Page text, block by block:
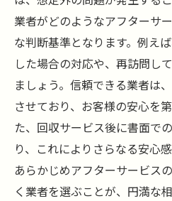
業者がどのようなアフターサ
な判断基準となります。例え
した場合の対応や、再訪問し
ましょう。信頼できる業者は
させており、お客様の安心を
た、回収サービス後に書面で
り、これによりさらなる安心
あらかじめアフターサービス
く業者を選ぶことが、円満な